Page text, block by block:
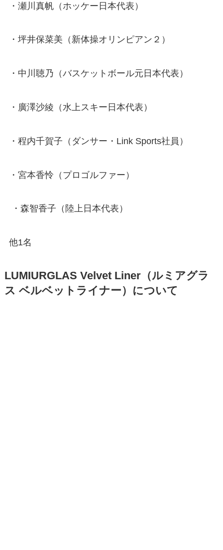
・瀬川真帆（ホッケー日本代表）
・坪井保菜美（新体操オリンピアン２）
・中川聴乃（バスケットボール元日本代表）
・廣澤沙綾（水上スキー日本代表）
・程内千賀子（ダンサー・Link Sports社員）
・宮本香怜（プロゴルファー）
・森智香子（陸上日本代表）
他1名
LUMIURGLAS Velvet Liner（ルミアグラ
ス ベルベットライナー）について